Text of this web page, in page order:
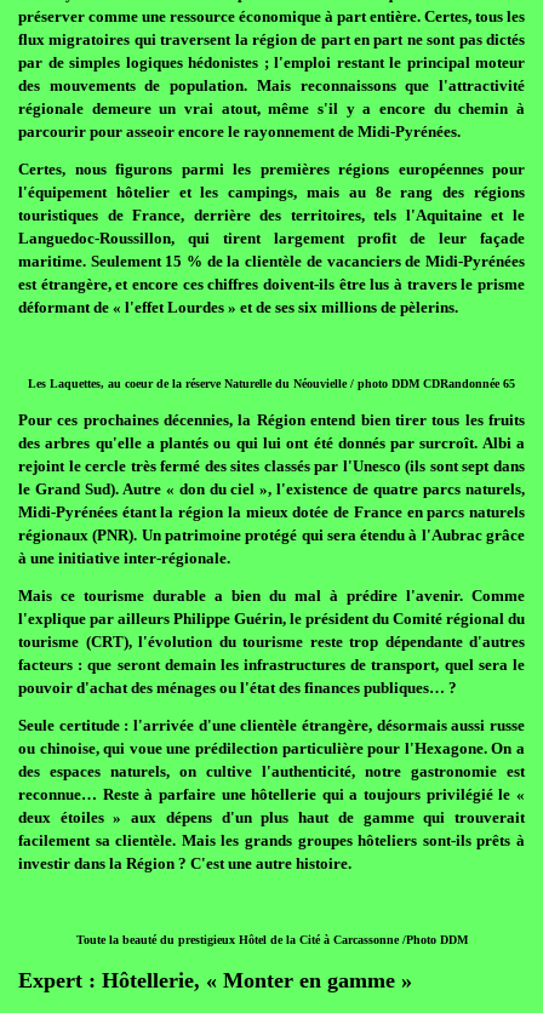
préserver comme une ressource économique à part entière. Certes, tous les
flux migratoires qui traversent la région de part en part ne sont pas dictés
par de simples logiques hédonistes ; l'emploi restant le principal moteur
des mouvements de population. Mais reconnaissons que l'attractivité
régionale demeure un vrai atout, même s'il y a encore du chemin à
parcourir pour asseoir encore le rayonnement de Midi-Pyrénées.
Certes, nous figurons parmi les premières régions européennes pour
l'équipement hôtelier et les campings, mais au 8e rang des régions
touristiques de France, derrière des territoires, tels l'Aquitaine et le
Languedoc-Roussillon, qui tirent largement profit de leur façade
maritime. Seulement 15 % de la clientèle de vacanciers de Midi-Pyrénées
est étrangère, et encore ces chiffres doivent-ils être lus à travers le prisme
déformant de « l'effet Lourdes » et de ses six millions de pèlerins.
Les Laquettes, au coeur de la réserve Naturelle du Néouvielle / photo DDM CDRandonnée 65
Pour ces prochaines décennies, la Région entend bien tirer tous les fruits
des arbres qu'elle a plantés ou qui lui ont été donnés par surcroît. Albi a
rejoint le cercle très fermé des sites classés par l'Unesco (ils sont sept dans
le Grand Sud). Autre « don du ciel », l'existence de quatre parcs naturels,
Midi-Pyrénées étant la région la mieux dotée de France en parcs naturels
régionaux (PNR). Un patrimoine protégé qui sera étendu à l'Aubrac grâce
à une initiative inter-régionale.
Mais ce tourisme durable a bien du mal à prédire l'avenir. Comme
l'explique par ailleurs Philippe Guérin, le président du Comité régional du
tourisme (CRT), l'évolution du tourisme reste trop dépendante d'autres
facteurs : que seront demain les infrastructures de transport, quel sera le
pouvoir d'achat des ménages ou l'état des finances publiques… ?
Seule certitude : l'arrivée d'une clientèle étrangère, désormais aussi russe
ou chinoise, qui voue une prédilection particulière pour l'Hexagone. On a
des espaces naturels, on cultive l'authenticité, notre gastronomie est
reconnue… Reste à parfaire une hôtellerie qui a toujours privilégié le «
deux étoiles » aux dépens d'un plus haut de gamme qui trouverait
facilement sa clientèle. Mais les grands groupes hôteliers sont-ils prêts à
investir dans la Région ? C'est une autre histoire.
Toute la beauté du prestigieux Hôtel de la Cité à Carcassonne /Photo DDM
Expert : Hôtellerie, « Monter en gamme »